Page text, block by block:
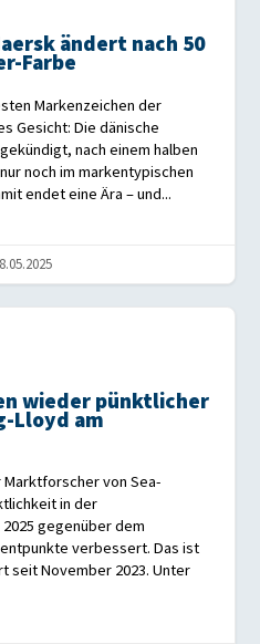
ändert nach 50
Farbe
Markenzeichen der
Gesicht: Die dänische
nach einem halben
noch im markentypischen
endet eine Ära – und...
wieder pünktlicher
Lloyd am
von Sea-
in der
gegenüber dem
verbessert. Das ist
seit November 2023. Unter